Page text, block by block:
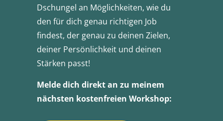
Dschungel an Möglichkeiten, wie du
den für dich genau richtigen Job
findest, der genau zu deinen Zielen,
deiner Persönlichkeit und deinen
Stärken passt!
Melde dich direkt an zu meinem
nächsten kostenfreien Workshop: